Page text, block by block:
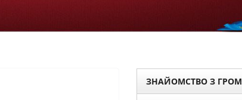
ЗНАЙОМСТВО З